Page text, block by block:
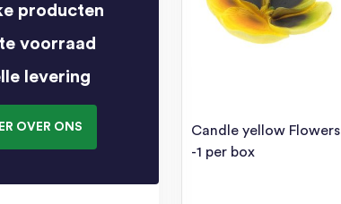
producten
voorraad
levering
OVER ONS
Candle yellow Flowers
-1 per box